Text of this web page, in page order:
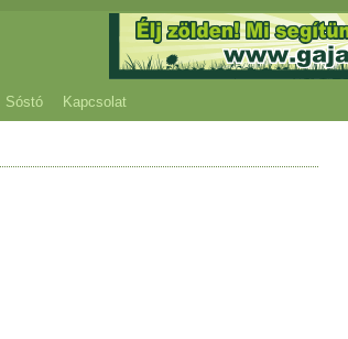
Sóstó Kapcsolat